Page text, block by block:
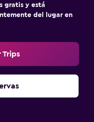
gratis y está
del lugar en
Trips